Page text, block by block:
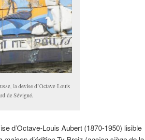
la devise d’Octave-Louis
de Sévigné.
d’Octave-Louis Aubert (1870-1950) lisible